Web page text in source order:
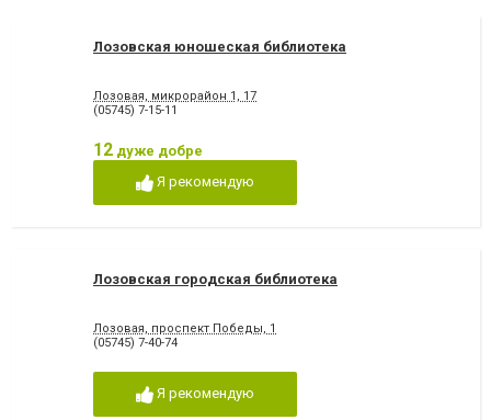
Лозовская юношеская библиотека
Лозовая, микрорайон 1, 17
(05745) 7-15-11
12 дуже добре
Я рекомендую
Лозовская городская библиотека
Лозовая, проспект Победы, 1
(05745) 7-40-74
Я рекомендую